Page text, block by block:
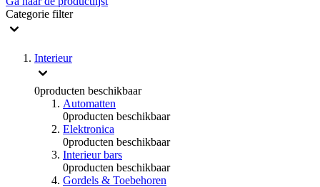
Categorie filter
Interieur
0producten beschikbaar
Automatten
0producten beschikbaar
Elektronica
0producten beschikbaar
Interieur bars
0producten beschikbaar
Gordels & Toebehoren